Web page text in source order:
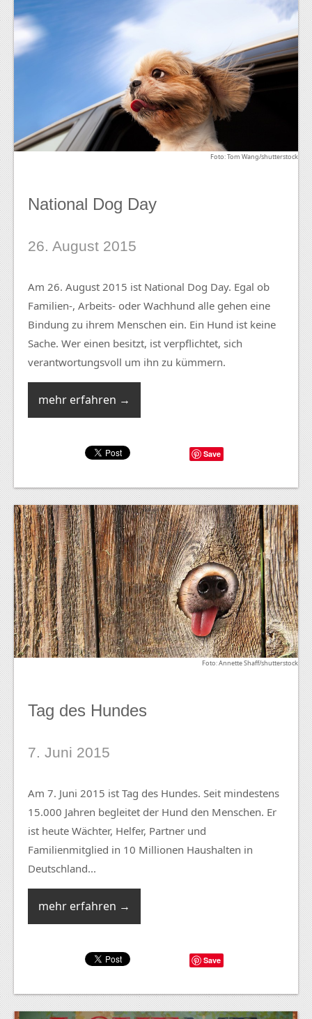
Foto: Tom Wang/shutterstock
National Dog Day
26. August 2015
Am 26. August 2015 ist National Dog Day. Egal ob
Familien-, Arbeits- oder Wachhund alle gehen eine
Bindung zu ihrem Menschen ein. Ein Hund ist keine
Sache. Wer einen besitzt, ist verpflichtet, sich
verantwortungsvoll um ihn zu kümmern.
mehr erfahren →
Save
Foto: Annette Shaff/shutterstock
Tag des Hundes
7. Juni 2015
Am 7. Juni 2015 ist Tag des Hundes. Seit mindestens
15.000 Jahren begleitet der Hund den Menschen. Er
ist heute Wächter, Helfer, Partner und
Familienmitglied in 10 Millionen Haushalten in
Deutschland...
mehr erfahren →
Save